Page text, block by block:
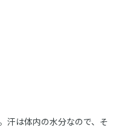
汗は体内の水分なので、そ